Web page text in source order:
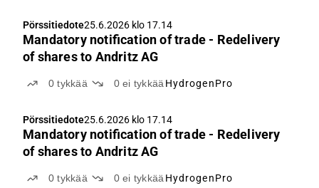
Pörssitiedote25.6.2026 klo 17.14
Mandatory notification of trade - Redelivery
of shares to Andritz AG
0tykkää 0ei tykkää HydrogenPro
Pörssitiedote25.6.2026 klo 17.14
Mandatory notification of trade - Redelivery
of shares to Andritz AG
0tykkää 0ei tykkää HydrogenPro